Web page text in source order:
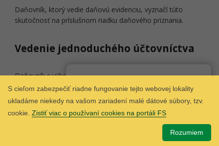
S cieľom zabezpečiť riadne fungovanie tejto webovej lokality
ukladáme niekedy na vašom zariadení malé dátové súbory, tzv.
cookie. Zistiť viac o používaní cookies na portáli FS
Rozumiem
Daňovník, ktorý vedie daňovú evidenciu, vyznačí túto
skutočnosť na príslušnom riadku daňového priznania.
Vedenie jednoduchého účtovníctva
Daňovník s výkonom slobodného povolania, ktorý účtuje
v sústave jednoduchého účtovníctva, je považovaný za
účtovnú jednotku. Pri vedení účtovníctva je povinný
postupovať podľa
Opatrenia MF SR č. MF/27076/2007-74
[nové okno] v znení neskorších predpisov, ktorým sa
ustanovujú postupy účtovania pre účtovné jednotky
účtujúce v sústave jednoduchého účtovníctva a